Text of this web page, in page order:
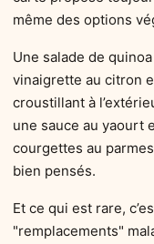
même des options
Une salade de
vinaigrette au citron
croustillant à
une sauce au yaourt
courgettes au
bien pensés.
Et ce qui est rare,
"remplacements"